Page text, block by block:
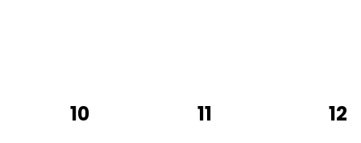
10 11 12